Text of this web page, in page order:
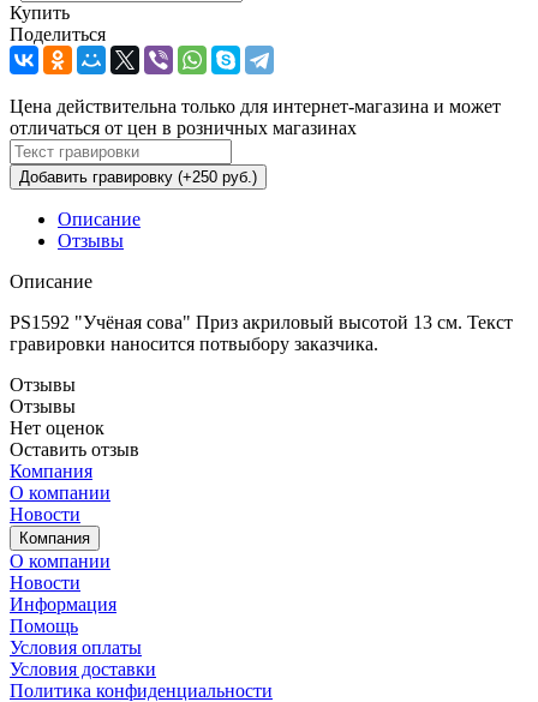
Купить
Поделиться
Цена действительна только для интернет-магазина и может
отличаться от цен в розничных магазинах
Добавить гравировку (+250 руб.)
Описание
Отзывы
Описание
PS1592 "Учёная сова" Приз акриловый высотой 13 см. Текст
гравировки наносится потвыбору заказчика.
Отзывы
Отзывы
Нет оценок
Оставить отзыв
Компания
О компании
Новости
Компания
О компании
Новости
Информация
Помощь
Условия оплаты
Условия доставки
Политика конфиденциальности